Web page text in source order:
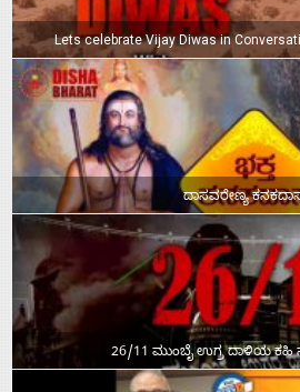
Lets celebrate Vijay Diwas in
ದಾಸವರೇಣ್ಯ
26/11 ಮುಂಬೈ ಉಗ್ರ ದಾಳಿಯ ಕಹಿ